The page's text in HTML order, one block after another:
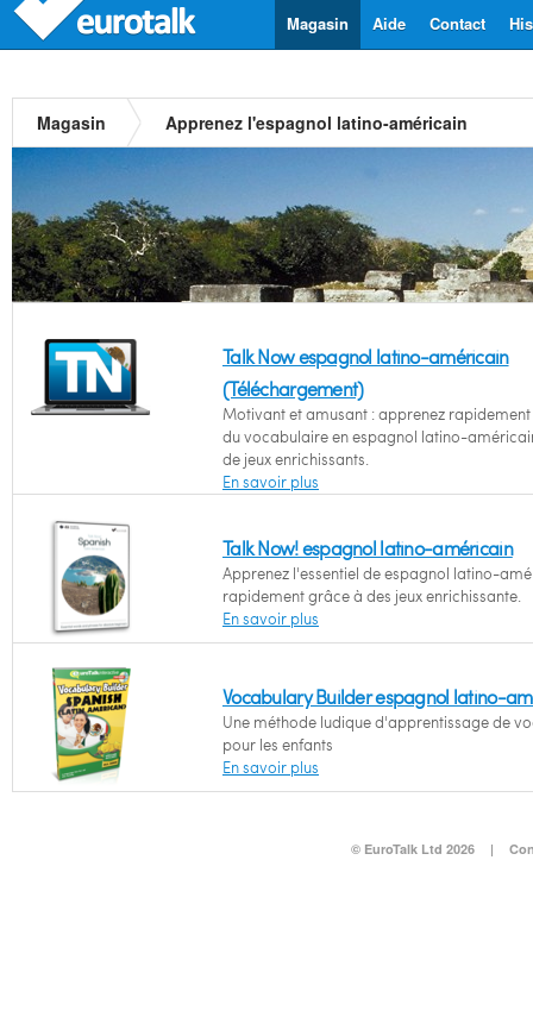
Contact
Aide
Magasin
Magasin Apprenez l'espagnol latino-américain
Talk Now espagnol latino-américain
(Téléchargement)
Motivant et amusant : apprenez rapidement
du vocabulaire en espagnol latino-
de jeux enrichissants.
En savoir plus
Talk Now! espagnol latino-américain
Apprenez l'essentiel de espagnol latino-
rapidement grâce à des jeux enrichissante.
En savoir plus
Vocabulary Builder espagnol latino-
Une méthode ludique d'apprentissage de
pour les enfants
En savoir plus
© EuroTalk Ltd 2026 |